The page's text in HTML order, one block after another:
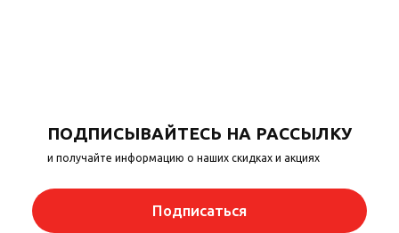
ПОДПИСЫВАЙТЕСЬ НА РАССЫЛКУ
и получайте информацию о наших скидках и акциях
Подписаться